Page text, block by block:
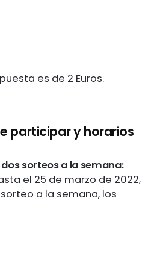
es de 2 Euros.
participar y horarios
dos sorteos a la semana:
el 25 de marzo de 2022,
a la semana, los